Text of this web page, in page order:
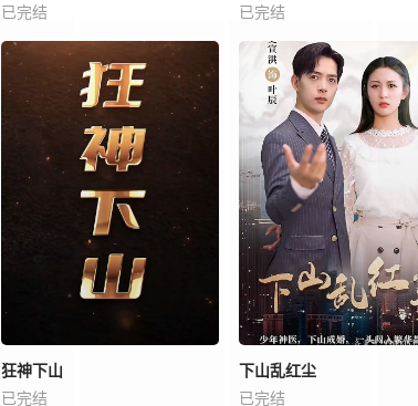
已完结
已完结
狂神下山
已完结
下山乱红尘
已完结